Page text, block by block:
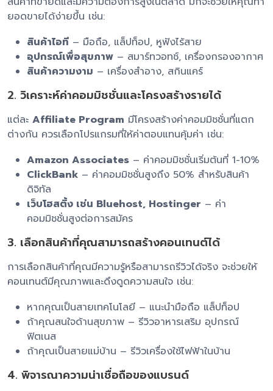
ยอดขายได้ง่ายขึ้น เช่น:
สินค้าไอที – มือถือ, แล็ปท็อป, หูฟังไร้สาย
อุปกรณ์เพื่อสุขภาพ – สมาร์ทวอทช์, เครื่องกรองอากาศ
สินค้าความงาม – เครื่องสำอาง, สกินแคร์
2. วิเคราะห์ค่าคอมมิชชั่นและโครงสร้างรายได้
แต่ละ Affiliate Program มีโครงสร้างค่าคอมมิชชั่นที่แตก
ต่างกัน ควรเลือกโปรแกรมที่ให้ค่าตอบแทนคุ้มค่า เช่น:
Amazon Associates – ค่าคอมมิชชั่นเริ่มต้นที่ 1-10%
ClickBank – ค่าคอมมิชชั่นสูงถึง 50% สำหรับสินค้า
ดิจิทัล
เว็บโฮสติ้ง เช่น Bluehost, Hostinger – ค่า
คอมมิชชั่นสูงต่อการสมัคร
3. เลือกสินค้าที่คุณสามารถสร้างคอนเทนต์ได้
การเลือกสินค้าที่คุณมีความรู้หรือสามารถรีวิวได้จริง จะช่วยให้
คอนเทนต์มีคุณภาพและดึงดูดความสนใจ เช่น:
หากคุณเป็นสายเทคโนโลยี – แนะนำมือถือ แล็ปท็อป
ถ้าคุณสนใจด้านสุขภาพ – รีวิวอาหารเสริม อุปกรณ์
ฟิตเนส
ถ้าคุณเป็นสายแม่บ้าน – รีวิวเครื่องใช้ไฟฟ้าในบ้าน
4. พิจารณาความน่าเชื่อถือของแบรนด์